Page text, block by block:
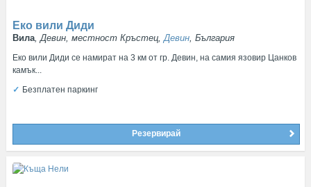
Еко вили Диди
Вила, Девин, местност Кръстец,Девин, България
Еко вили Диди се намират на 3 км от гр. Девин, на самия язовир Цанков
камък...
Безплатен паркинг
Резервирай